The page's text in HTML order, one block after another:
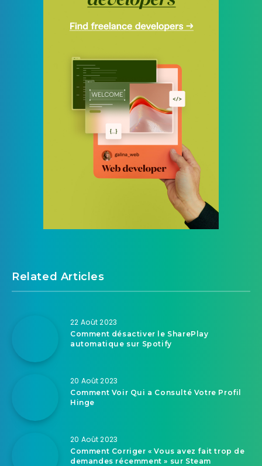
Related Articles
22 Août 2023
Comment désactiver le SharePlay
automatique sur Spotify
20 Août 2023
Comment Voir Qui a Consulté Votre Profil
Hinge
20 Août 2023
Comment Corriger « Vous avez fait trop de
demandes récemment » sur Steam